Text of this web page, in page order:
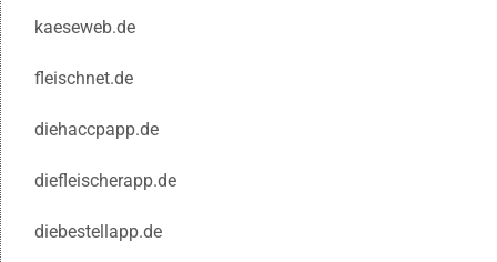
kaeseweb.de
fleischnet.de
diehaccpapp.de
diefleischerapp.de
diebestellapp.de